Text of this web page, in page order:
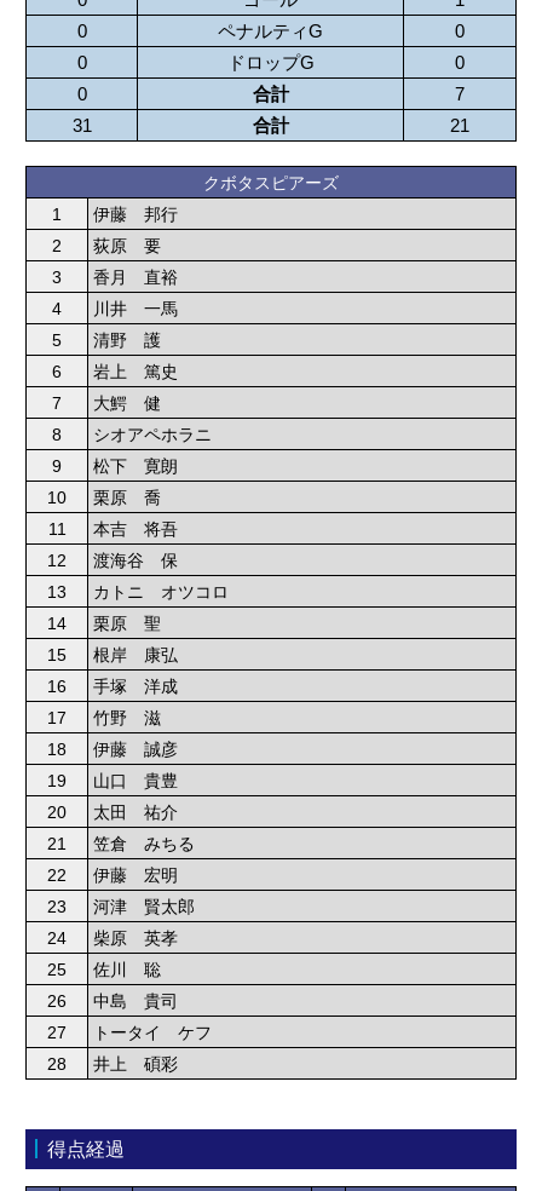
0
ペナルティG
0
0
ドロップG
0
0
合計
7
31
合計 21
クボタスピアーズ
1
伊藤 邦行
2
荻原 要
3
香月 直裕
4
川井 一馬
5
清野 護
6
岩上 篤史
7
大鰐 健
8
シオアペホラニ
9
松下 寛朗
10
栗原 喬
11
本吉 将吾
12
渡海谷 保
13
カトニ オツコロ
14
栗原 聖
15
根岸 康弘
16
手塚 洋成
17
竹野 滋
18
伊藤 誠彦
19
山口 貴豊
20
太田 祐介
21
笠倉 みちる
22
伊藤 宏明
23
河津 賢太郎
24
柴原 英孝
25
佐川 聡
26
中島 貴司
27
トータイ ケフ
28
井上 碩彩
得点経過